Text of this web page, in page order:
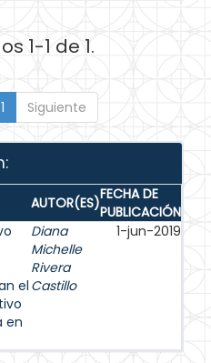
1-1 de 1.
1 Siguiente
AUTOR(ES)FECHA DE
PUBLICACIÓN
el
en
Diana
Michelle
Rivera
Castillo
1-jun-2019